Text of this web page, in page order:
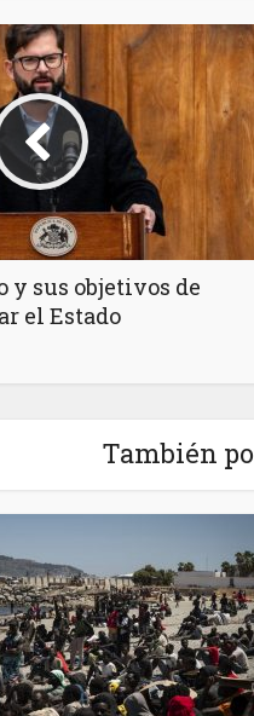
y sus objetivos de
el Estado
También